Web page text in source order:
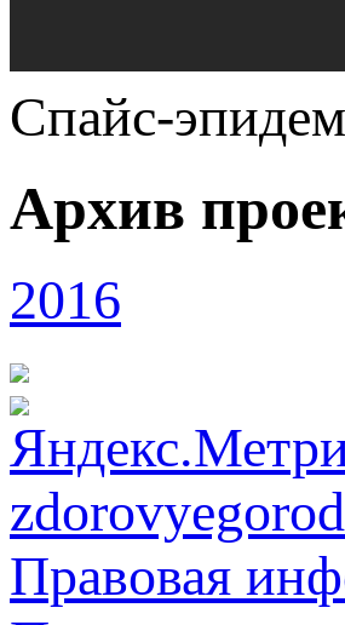
Спайс-
Архив
2016
Правовая